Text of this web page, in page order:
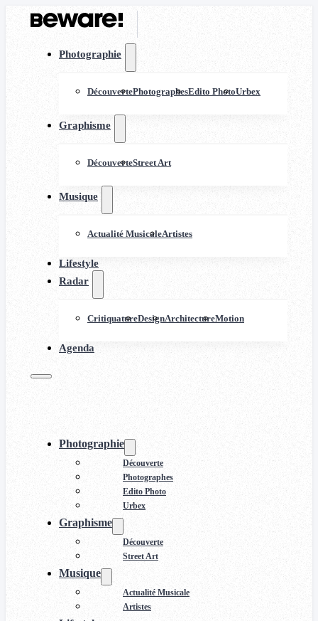
Photographie
DécouvertePhotographesEdito PhotoUrbex
Graphisme
DécouverteStreet Art
Musique
Actualité MusicaleArtistes
Lifestyle
Radar
CritiquatureDesignArchitectureMotion
Agenda
Photographie
Découverte
Photographes
Edito Photo
Urbex
Graphisme
Découverte
Street Art
Musique
Actualité Musicale
Artistes